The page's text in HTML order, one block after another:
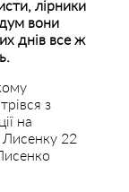
лірники
вони
днів все ж
з
на
Лисенку 22